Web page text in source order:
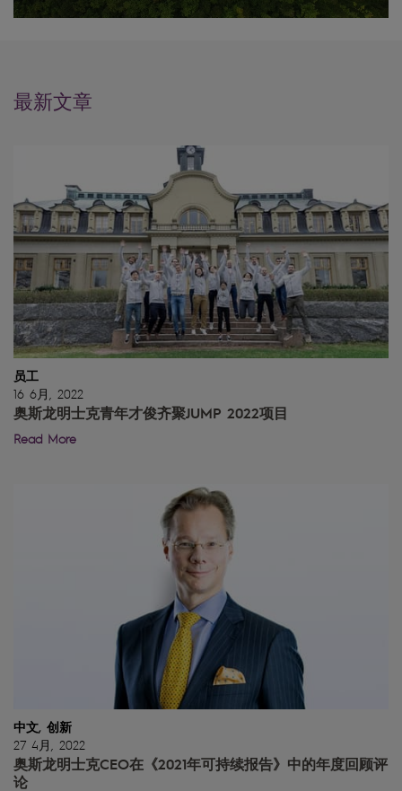
最新文章
员工
16 6月, 2022
奥斯龙明士克青年才俊齐聚JUMP 2022项目
Read More
中文, 创新
27 4月, 2022
奥斯龙明士克CEO在《2021年可持续报告》中的年度回顾评
论